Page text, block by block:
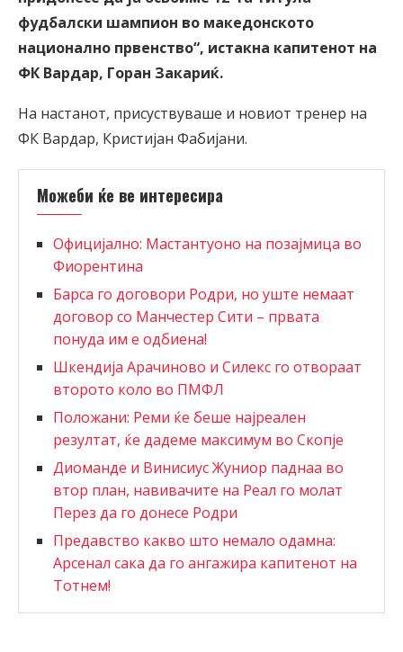
фудбалски шампион во македонското
национално првенство“, истакна капитенот на
ФК Вардар, Горан Закариќ.
На настанот, присуствуваше и новиот тренер на
ФК Вардар, Кристијан Фабијани.
Можеби ќе ве интересира
Официјално: Мастантуоно на позајмица во
Фиорентина
Барса го договори Родри, но уште немаат
договор со Манчестер Сити – првата
понуда им е одбиена!
Шкендија Арачиново и Силекс го отвораат
второто коло во ПМФЛ
Положани: Реми ќе беше најреален
резултат, ќе дадеме максимум во Скопје
Диоманде и Винисиус Жуниор паднаа во
втор план, навивачите на Реал го молат
Перез да го донесе Родри
Предавство какво што немало одамна:
Арсенал сака да го ангажира капитенот на
Тотнем!